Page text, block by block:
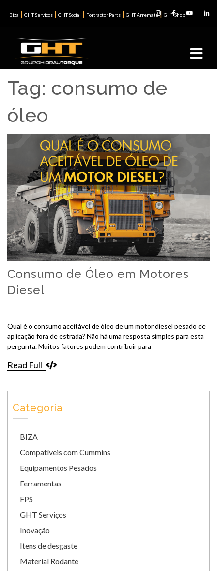
Biza | GHT Serviços | GHT Social | Fortractor Parts | GHT Arremate| GHT Shop
Tag: consumo de
óleo
Consumo de Óleo em Motores
Diesel
Qual é o consumo aceitável de óleo de um motor diesel pesado de
aplicação fora de estrada? Não há uma resposta simples para esta
pergunta. Muitos fatores podem contribuir para
Read Full
Categoria
BIZA
Compatíveis com Cummins
Equipamentos Pesados
Ferramentas
FPS
GHT Serviços
Inovação
Itens de desgaste
Material Rodante